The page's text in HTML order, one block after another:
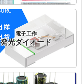
電子工作
発光ダイオード